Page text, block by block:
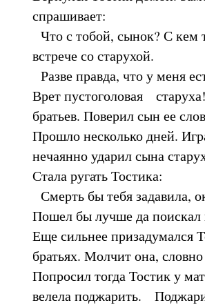
спрашивает:
Что с тобой, сынок? С кем
встрече со старухой.
Разве правда, что у меня
Врет пустоголовая
братьев. Поверил сын ее
Прошло несколько дней.
нечаянно ударил сына
Стала ругать Тостика:
Смерть бы тебя задавила,
Пошел бы лучше да поискал
Еще сильнее призадумался
братьях. Молчит она,
Попросил тогда Тостик у
велела поджарить.